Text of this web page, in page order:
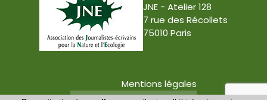
JNE - Atelier 128
7 rue des Récollets
75010 Paris
Mentions légales